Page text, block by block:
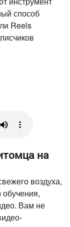
способ
Reels
на
воздуха,
обучения,
Вам не